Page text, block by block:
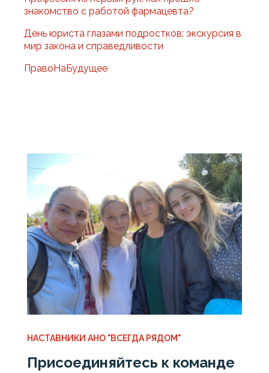
знакомство с работой фармацевта?
День юриста глазами подростков: экскурсия в
мир закона и справедливости
ПравоНаБудущее
НАСТАВНИКИ АНО "ВСЕГДА РЯДОМ"
Присоединяйтесь к команде